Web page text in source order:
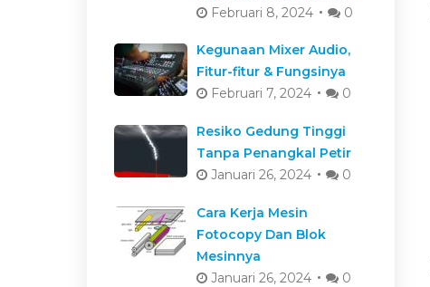
Februari 8, 2024
0
Kegunaan Mixer Audio,
Fitur-fitur & Fungsinya
Februari 7, 2024
0
Resiko Gedung Tinggi
Tanpa Penangkal Petir
Januari 26, 2024
0
Cara Kerja Mesin
Fotocopy Dan Blok
Mesinnya
Januari 26, 2024
0